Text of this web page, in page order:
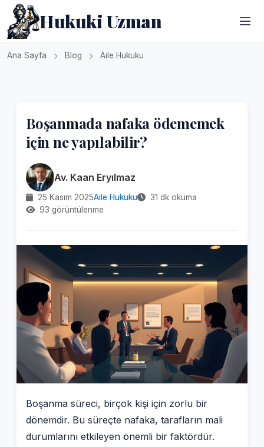
Hukuki Uzman
Ana Sayfa Blog Aile Hukuku
Boşanmada nafaka ödememek
için ne yapılabilir?
Av. Kaan Eryılmaz
25 Kasım 2025Aile Hukuku
31 dk okuma
93 görüntülenme
Boşanma süreci, birçok kişi için zorlu bir
dönemdir. Bu süreçte nafaka, tarafların mali
durumlarını etkileyen önemli bir faktördür.